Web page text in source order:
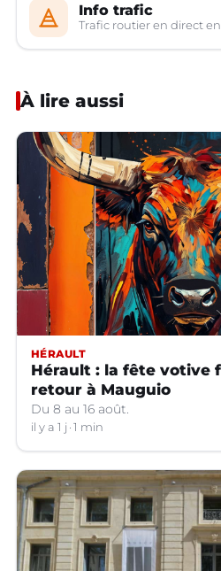
Info trafic
Trafic routier en direct
À lire aussi
HÉRAULT
Hérault : la fête votive
retour à Mauguio
Du 8 au 16 août.
il y a 1 j 1 min